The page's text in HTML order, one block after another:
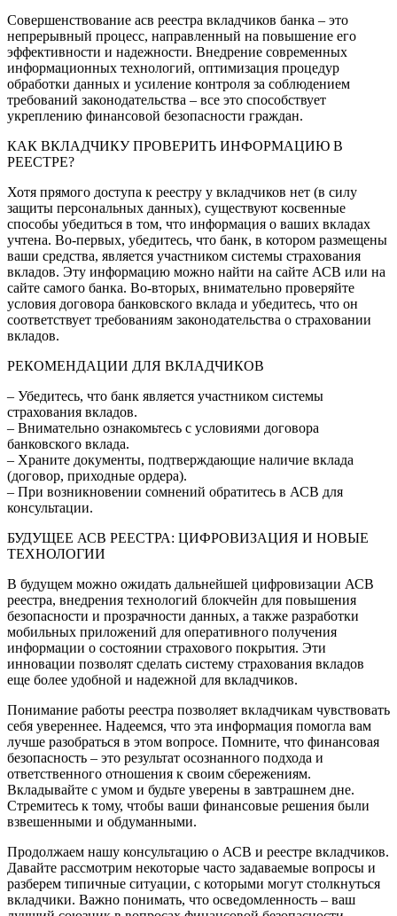
Совершенствование асв реестра вкладчиков банка – это
непрерывный процесс, направленный на повышение его
эффективности и надежности. Внедрение современных
информационных технологий, оптимизация процедур
обработки данных и усиление контроля за соблюдением
требований законодательства – все это способствует
укреплению финансовой безопасности граждан.
КАК ВКЛАДЧИКУ ПРОВЕРИТЬ ИНФОРМАЦИЮ В
РЕЕСТРЕ?
Хотя прямого доступа к реестру у вкладчиков нет (в силу
защиты персональных данных), существуют косвенные
способы убедиться в том, что информация о ваших вкладах
учтена. Во-первых, убедитесь, что банк, в котором размещены
ваши средства, является участником системы страхования
вкладов. Эту информацию можно найти на сайте АСВ или на
сайте самого банка. Во-вторых, внимательно проверяйте
условия договора банковского вклада и убедитесь, что он
соответствует требованиям законодательства о страховании
вкладов.
РЕКОМЕНДАЦИИ ДЛЯ ВКЛАДЧИКОВ
– Убедитесь, что банк является участником системы
страхования вкладов.
– Внимательно ознакомьтесь с условиями договора
банковского вклада.
– Храните документы, подтверждающие наличие вклада
(договор, приходные ордера).
– При возникновении сомнений обратитесь в АСВ для
консультации.
БУДУЩЕЕ АСВ РЕЕСТРА: ЦИФРОВИЗАЦИЯ И НОВЫЕ
ТЕХНОЛОГИИ
В будущем можно ожидать дальнейшей цифровизации АСВ
реестра, внедрения технологий блокчейн для повышения
безопасности и прозрачности данных, а также разработки
мобильных приложений для оперативного получения
информации о состоянии страхового покрытия. Эти
инновации позволят сделать систему страхования вкладов
еще более удобной и надежной для вкладчиков.
Понимание работы реестра позволяет вкладчикам чувствовать
себя увереннее. Надеемся, что эта информация помогла вам
лучше разобраться в этом вопросе. Помните, что финансовая
безопасность – это результат осознанного подхода и
ответственного отношения к своим сбережениям.
Вкладывайте с умом и будьте уверены в завтрашнем дне.
Стремитесь к тому, чтобы ваши финансовые решения были
взвешенными и обдуманными.
Продолжаем нашу консультацию о АСВ и реестре вкладчиков.
Давайте рассмотрим некоторые часто задаваемые вопросы и
разберем типичные ситуации, с которыми могут столкнуться
вкладчики. Важно понимать, что осведомленность – ваш